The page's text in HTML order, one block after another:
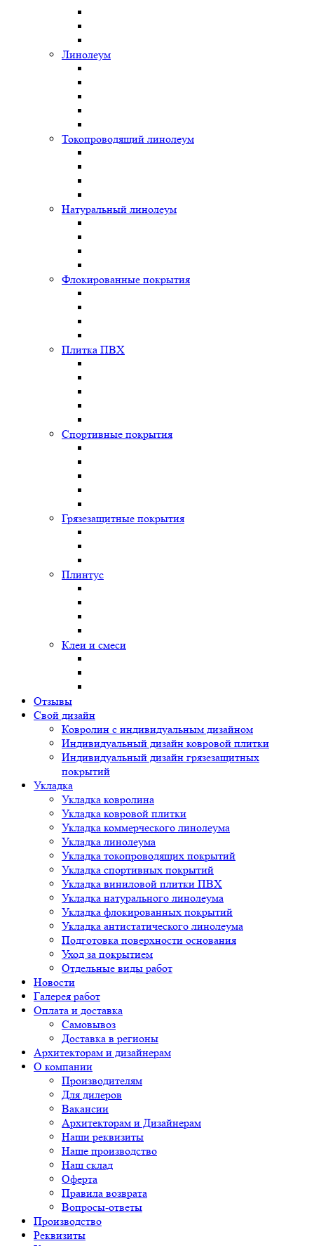
Линолеум
Токопроводящий линолеум
Натуральный линолеум
Флокированные покрытия
Плитка ПВХ
Спортивные покрытия
Грязезащитные покрытия
Плинтус
Клеи и смеси
Отзывы
Свой дизайн
Ковролин с индивидуальным дизайном
Индивидуальный дизайн ковровой плитки
Индивидуальный дизайн грязезащитных
покрытий
Укладка
Укладка ковролина
Укладка ковровой плитки
Укладка коммерческого линолеума
Укладка линолеума
Укладка токопроводящих покрытий
Укладка спортивных покрытий
Укладка виниловой плитки ПВХ
Укладка натурального линолеума
Укладка флокированных покрытий
Укладка антистатического линолеума
Подготовка поверхности основания
Уход за покрытием
Отдельные виды работ
Новости
Галерея работ
Оплата и доставка
Самовывоз
Доставка в регионы
Архитекторам и дизайнерам
О компании
Производителям
Для дилеров
Вакансии
Архитекторам и Дизайнерам
Наши реквизиты
Наше производство
Наш склад
Оферта
Правила возврата
Вопросы-ответы
Производство
Реквизиты